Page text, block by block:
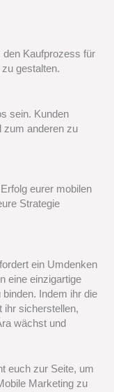
den Kaufprozess für
gestalten.
sein. Kunden
zum anderen zu
eurer mobilen
Strategie
ein Umdenken
eine einzigartige
Indem ihr die
ihr sicherstellen,
wächst und
euch zur Seite, um
Marketing zu